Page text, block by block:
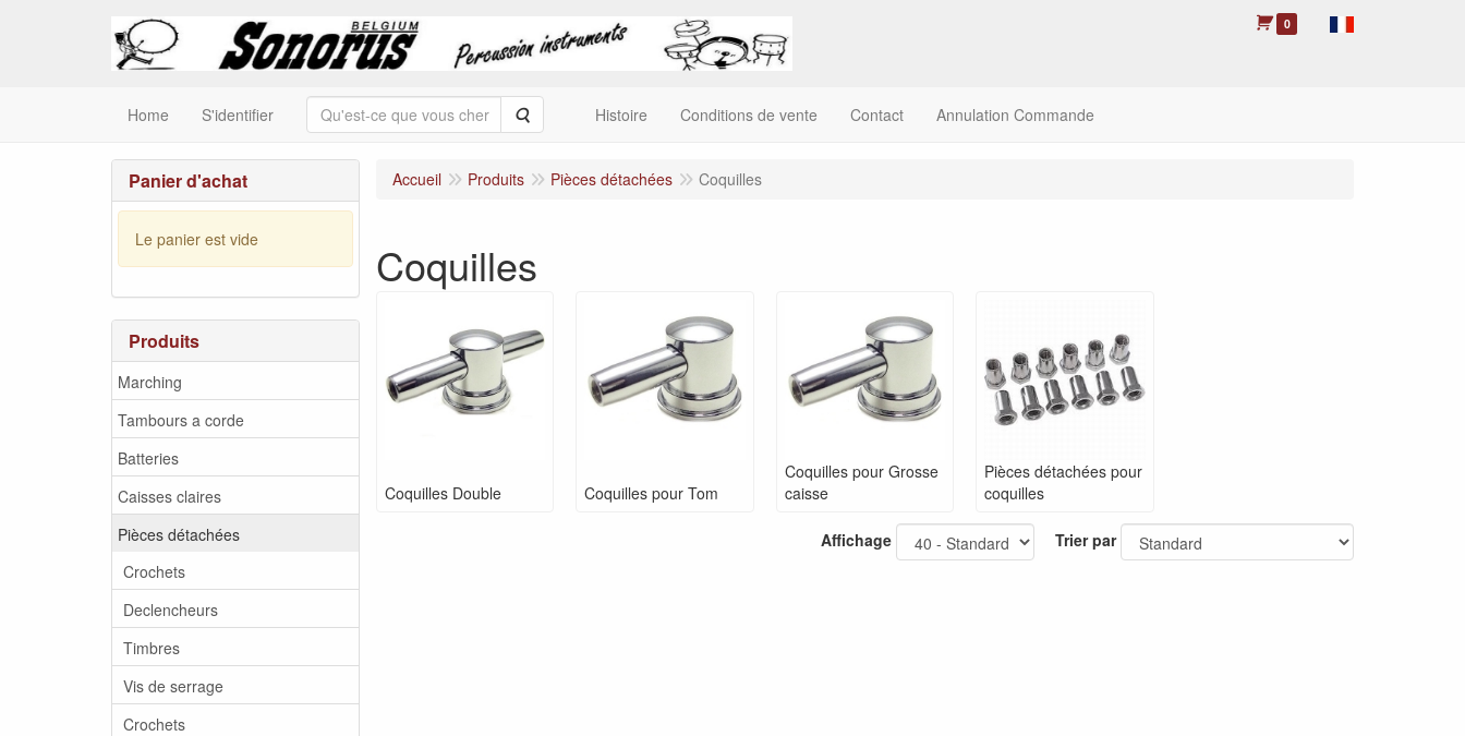
0
Home S'identifier RechercherHistoire Conditions de vente Contact Annulation Commande
Panier d'achat
Le panier est vide
Produits
Marching
Tambours a corde
Batteries
Caisses claires
Pièces détachées
Crochets
Declencheurs
Timbres
Vis de serrage
Crochets
Accueil Produits Pièces détachées Coquilles
Coquilles
Coquilles Double Coquilles pour Tom
Coquilles pour Grosse
caisse
Pièces détachées pour
coquilles
Affichage Trier par